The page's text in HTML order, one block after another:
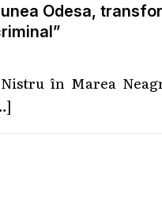
Odesa,
în Marea